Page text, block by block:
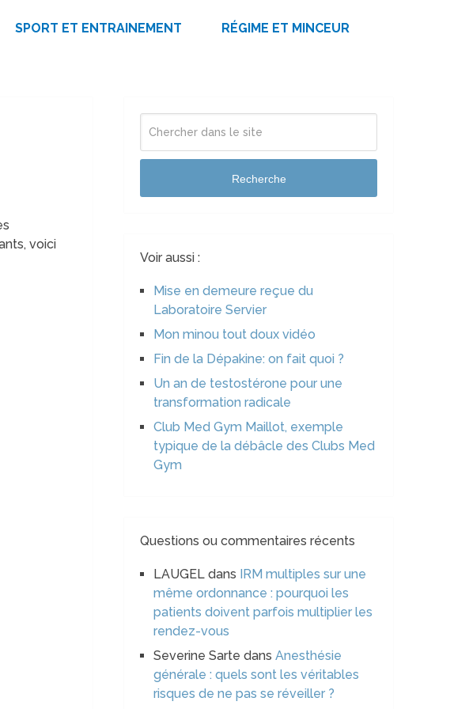
SPORT ET ENTRAINEMENT RÉGIME ET MINCEUR
voici
Recherche
Voir aussi :
Mise en demeure reçue du
Laboratoire Servier
Mon minou tout doux vidéo
Fin de la Dépakine: on fait quoi ?
Un an de testostérone pour une
transformation radicale
Club Med Gym Maillot, exemple
typique de la débâcle des Clubs Med
Gym
Questions ou commentaires récents
LAUGEL dans IRM multiples sur une
même ordonnance : pourquoi les
patients doivent parfois multiplier les
rendez-vous
Severine Sarte dansAnesthésie
générale : quels sont les véritables
risques de ne pas se réveiller ?